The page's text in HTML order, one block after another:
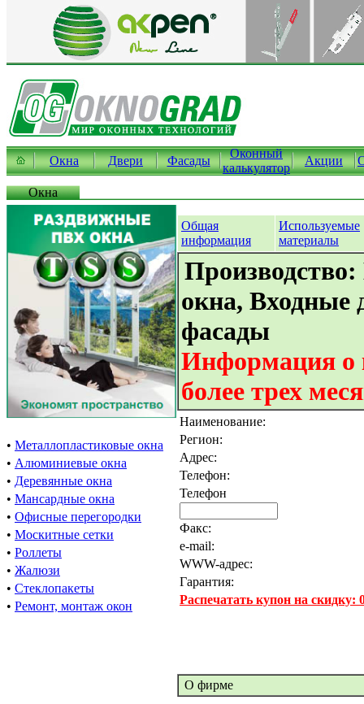
Окна Двери Фасады
Оконный
калькулятор
Акции
Окна
• Металлопластиковые окна
• Алюминиевые окна
• Деревянные окна
• Мансардные окна
• Офисные перегородки
• Москитные сетки
• Роллеты
• Жалюзи
• Стеклопакеты
• Ремонт, монтаж окон
Общая
информация
Используемые
материалы
окна, Входные
фасады
Информация о
более трех
Наименование:
Регион:
Адрес:
Телефон:
Телефон
Факс:
e-mail:
WWW-адрес:
Гарантия:
Распечатать купон на скидку:
О фирме